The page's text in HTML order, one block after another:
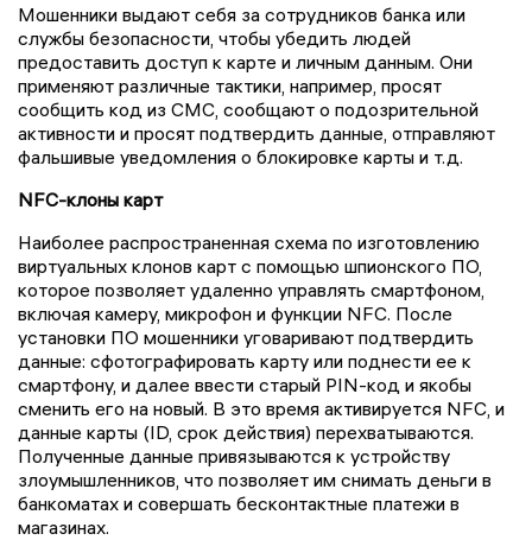
Мошенники выдают себя за сотрудников банка или
службы безопасности, чтобы убедить людей
предоставить доступ к карте и личным данным. Они
применяют различные тактики, например, просят
сообщить код из СМС, сообщают о подозрительной
активности и просят подтвердить данные, отправляют
фальшивые уведомления о блокировке карты и т.д.
NFC-клоны карт
Наиболее распространенная схема по изготовлению
виртуальных клонов карт с помощью шпионского ПО,
которое позволяет удаленно управлять смартфоном,
включая камеру, микрофон и функции NFC. После
установки ПО мошенники уговаривают подтвердить
данные: сфотографировать карту или поднести ее к
смартфону, и далее ввести старый PIN-код и якобы
сменить его на новый. В это время активируется NFC, и
данные карты (ID, срок действия) перехватываются.
Полученные данные привязываются к устройству
злоумышленников, что позволяет им снимать деньги в
банкоматах и совершать бесконтактные платежи в
магазинах.